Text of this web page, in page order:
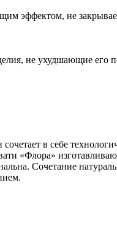
не
не ухудшающие его
в себе
«Флора»
Сочетание